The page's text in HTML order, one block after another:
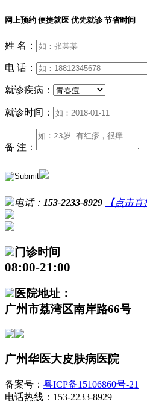
网上预约 便捷就医 优先就诊 节省时间
姓 名：
电 话：
就诊疾病：
就诊时间：
备 注：
电话： 153-2233-8929 【点击直
门诊时间
08:00-21:00
医院地址：
广州市荔湾区南岸路66号
广州华医大皮肤病医院
备案号： 粤ICP备15106860号-21
电话热线：153-2233-8929